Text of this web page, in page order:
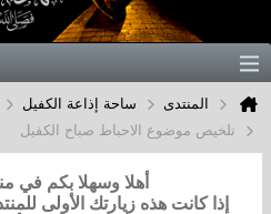
المنتدى ساحة إذاعة الكفيل
تلخيص موضوع الاحباط صباح الكفيل
أهلا وسهلا بكم في
إذا كانت هذه زيارتك الأولى